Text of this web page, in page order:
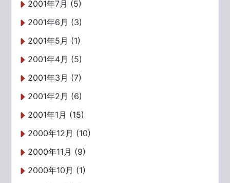
2001年7月 (5)
2001年6月 (3)
2001年5月 (1)
2001年4月 (5)
2001年3月 (7)
2001年2月 (6)
2001年1月 (15)
2000年12月 (10)
2000年11月 (9)
2000年10月 (1)